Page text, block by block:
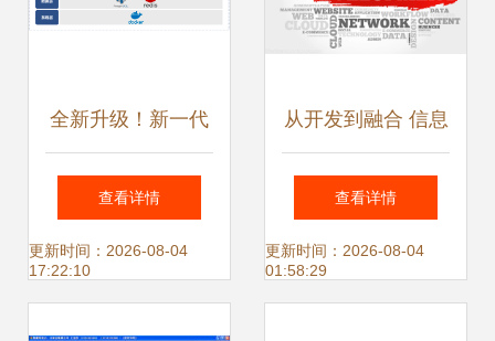
全新升级！新一代
质控系统引领检验
数字化质量管理新
查看详情
更新时间：2026-08-04
17:22:10
从开发到融合 信息
系统集成服务的成
长密码
查看详情
更新时间：2026-08-04
01:58:29